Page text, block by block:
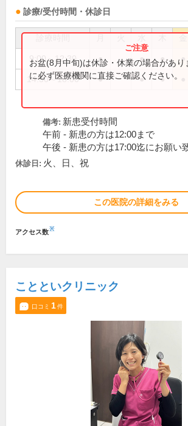
診療/受付時間・休診日
9:00～12:30 ● ● ● ●
14:30～18:00 ● ● ●
お盆(8月中旬)は休診・休業の場合があり
に必ず医療機関に直接ご確認ください。
備考: 新患受付時間
午前 - 新患の方は12:00まで
午後 - 新患の方は17:00迄にお願い
休診日: 火、日、祝
この医院の詳細をみる
アクセス数※
ことといクリニック
口コミ 1件